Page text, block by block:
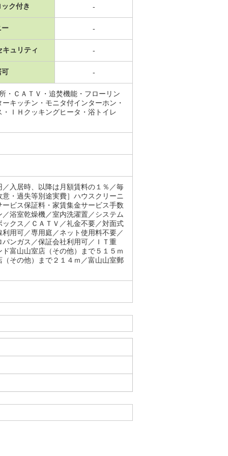
ク付き -
ー -
キュリティ -
可 -
・ＣＡＴＶ・追焚機能・フローリン
キッチン・モニタ付インターホン・
ＩＨクッキングヒータ・浴トイレ
入居時、以降は月額賃料の１％／毎
・過失等別途実費］ハウスクリーニ
ビス保証料・家賃集金サービス手数
浴室乾燥機／室内洗濯置／システム
クス／ＣＡＴＶ／礼金不要／対面式
用可／専用庭／ネット使用料不要／
ンガス／保証会社利用可／ＩＴ重
富山山室店（その他）まで５１５ｍ
その他）まで２１４ｍ／富山山室郵